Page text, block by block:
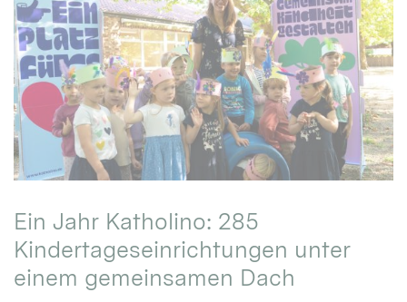
Ein Jahr Katholino: 285
Kindertageseinrichtungen unter
einem gemeinsamen Dach